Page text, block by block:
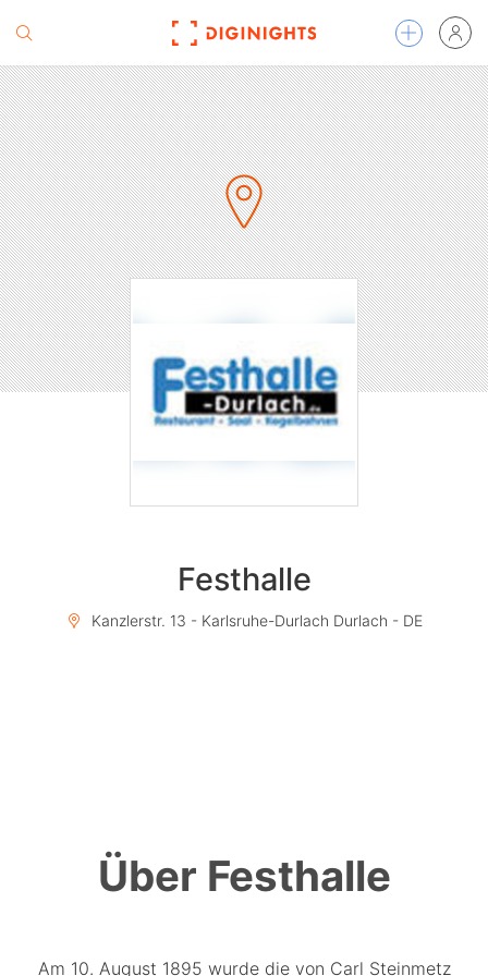
Festhalle
Kanzlerstr. 13 - Karlsruhe-Durlach Durlach - DE
Über Festhalle
Am 10. August 1895 wurde die von Carl Steinmetz